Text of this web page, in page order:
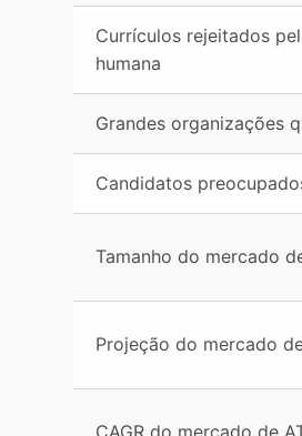
Currículos rejeitados
humana
Grandes organizações
Candidatos
Tamanho do mercado
Projeção do mercado
CAGR do mercado de